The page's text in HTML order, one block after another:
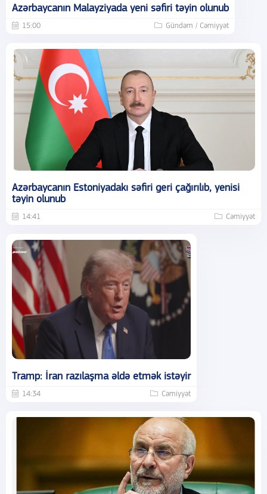
Azərbaycanın Malayziyada yeni səfiri təyin olunub
15:00 Gündəm / Cəmiyyət
Azərbaycanın Estoniyadakı səfiri geri çağırılıb, yenisi
təyin olunub
14:41 Cəmiyyət
Tramp: İran razılaşma əldə etmək istəyir
14:34 Cəmiyyət